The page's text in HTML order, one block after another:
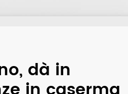
dà in